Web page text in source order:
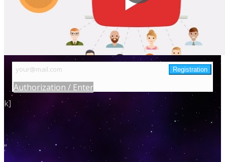
Authorization / Enter
k]
”